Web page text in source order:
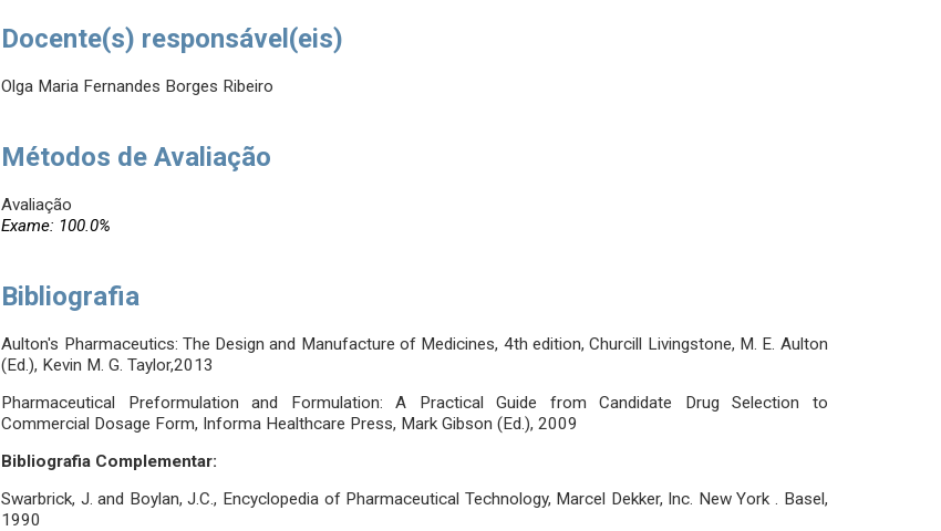
Docente(s) responsável(eis)
Olga Maria Fernandes Borges Ribeiro
Métodos de Avaliação
Avaliação
Exame: 100.0%
Bibliografia
Aulton's Pharmaceutics: The Design and Manufacture of Medicines, 4th edition, Churcill Livingstone, M. E. Aulton
(Ed.), Kevin M. G. Taylor,2013
Pharmaceutical Preformulation and Formulation: A Practical Guide from Candidate Drug Selection to
Commercial Dosage Form, Informa Healthcare Press, Mark Gibson (Ed.), 2009
Bibliografia Complementar:
Swarbrick, J. and Boylan, J.C., Encyclopedia of Pharmaceutical Technology, Marcel Dekker, Inc. New York . Basel,
1990